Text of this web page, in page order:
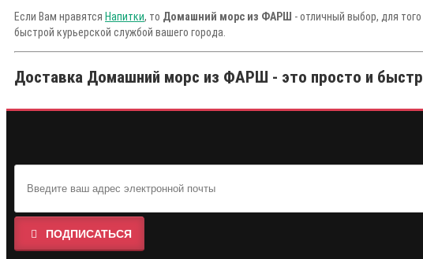
Если Вам нравятся Напитки, то Домашний морс из ФАРШ - отличный выбор, для
быстрой курьерской службой вашего города.
Доставка Домашний морс из ФАРШ - это просто и
ПОДПИСАТЬСЯ